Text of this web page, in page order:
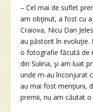
– Cel mai de suflet
am obţinut, a fost cu
Craiova, Nicu Dan
au păstorit în evoluţie.
o fotografie făcută de
din Sulina, şi am luat
unde m-au înconjurat
au mai fost menţiuni,
premii, nu am căutat